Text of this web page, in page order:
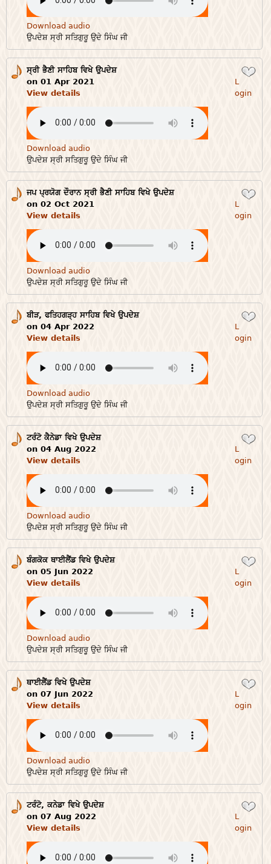
Download audio
ਉਪਦੇਸ਼ ਸ੍ਰੀ ਸਤਿਗੁਰੂ ਉਦੇ ਸਿੰਘ ਜੀ
ਸ੍ਰੀ ਭੈਣੀ ਸਾਹਿਬ ਵਿਖੇ ਉਪਦੇਸ਼
on 01 Apr 2021
View details
L
ogin
Download audio
ਉਪਦੇਸ਼ ਸ੍ਰੀ ਸਤਿਗੁਰੂ ਉਦੇ ਸਿੰਘ ਜੀ
ਜਪ ਪ੍ਰਯੋਗ ਦੌਰਾਨ ਸ੍ਰੀ ਭੈਣੀ ਸਾਹਿਬ ਵਿਖੇ ਉਪਦੇਸ਼
on 02 Oct 2021
View details
L
ogin
Download audio
ਉਪਦੇਸ਼ ਸ੍ਰੀ ਸਤਿਗੁਰੂ ਉਦੇ ਸਿੰਘ ਜੀ
ਬੀੜ, ਫਤਿਹਗੜ੍ਹ ਸਾਹਿਬ ਵਿਖੇ ਉਪਦੇਸ਼
on 04 Apr 2022
View details
L
ogin
Download audio
ਉਪਦੇਸ਼ ਸ੍ਰੀ ਸਤਿਗੁਰੂ ਉਦੇ ਸਿੰਘ ਜੀ
ਟਰੰਟੋ ਕੈਨੇਡਾ ਵਿਖੇ ਉਪਦੇਸ਼
on 04 Aug 2022
View details
L
ogin
Download audio
ਉਪਦੇਸ਼ ਸ੍ਰੀ ਸਤਿਗੁਰੂ ਉਦੇ ਸਿੰਘ ਜੀ
ਬੰਗਕੋਕ ਥਾਈਲੈਂਡ ਵਿਖੇ ਉਪਦੇਸ਼
on 05 Jun 2022
View details
L
ogin
Download audio
ਉਪਦੇਸ਼ ਸ੍ਰੀ ਸਤਿਗੁਰੂ ਉਦੇ ਸਿੰਘ ਜੀ
ਥਾਈਲੈਂਡ ਵਿਖੇ ਉਪਦੇਸ਼
on 07 Jun 2022
View details
L
ogin
Download audio
ਉਪਦੇਸ਼ ਸ੍ਰੀ ਸਤਿਗੁਰੂ ਉਦੇ ਸਿੰਘ ਜੀ
ਟਰੰਟੋ, ਕਨੇਡਾ ਵਿਖੇ ਉਪਦੇਸ਼
on 07 Aug 2022
View details
L
ogin